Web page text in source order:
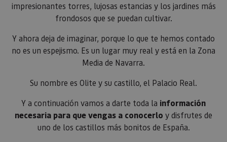
impresionantes torres, lujosas estancias y los jardines más
frondosos que se puedan cultivar.
Y ahora deja de imaginar, porque lo que te hemos contado
no es un espejismo. Es un lugar muy real y está en la Zona
Media de Navarra.
Su nombre es Olite y su castillo, el Palacio Real.
Y a continuación vamos a darte toda la información
necesaria para que vengas a conocerlo y disfrutes de
uno de los castillos más bonitos de España.